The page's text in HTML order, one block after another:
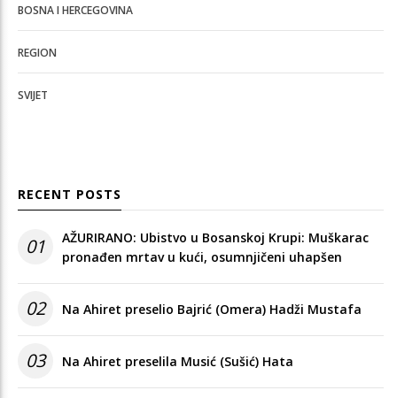
BOSNA I HERCEGOVINA
REGION
SVIJET
RECENT POSTS
01
AŽURIRANO: Ubistvo u Bosanskoj Krupi: Muškarac
pronađen mrtav u kući, osumnjičeni uhapšen
02 Na Ahiret preselio Bajrić (Omera) Hadži Mustafa
03 Na Ahiret preselila Musić (Sušić) Hata